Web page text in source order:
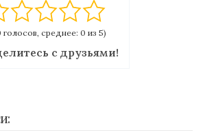
голосов, среднее: 0 из 5)
с друзьями!